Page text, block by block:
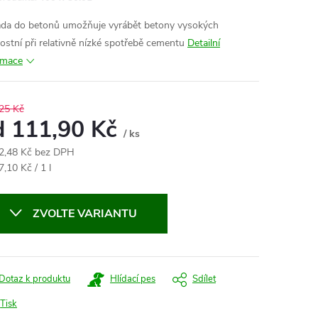
do betonů umožňuje vyrábět betony vysokých
při relativně nízké spotřebě cementu Detailní
Kč
111,90 Kč / ks
Kč bez DPH
Kč / 1 l
ZVOLTE VARIANTU
Tisk
Dotaz k produktu Hlídací pes Sdílet